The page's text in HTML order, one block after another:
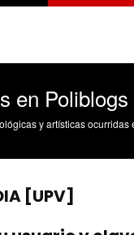
ocurridas en los tres